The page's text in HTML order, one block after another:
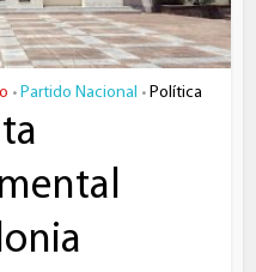
• Partido Nacional • Política